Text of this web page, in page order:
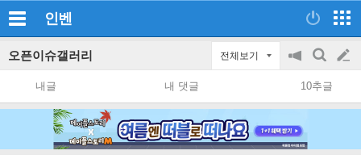
인벤
오픈이슈갤러리 전체보기
공
지
on/off
검
색
글
쓰
내글 내 댓글 10추글